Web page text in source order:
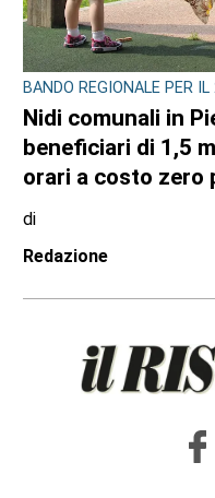
BANDO REGIONALE PER
Nidi comunali in
beneficiari di 1,5
orari a costo zero
di
Redazione